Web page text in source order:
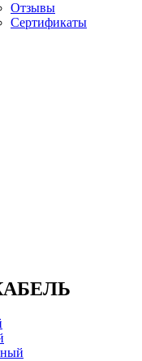
Отзывы
Сертификаты